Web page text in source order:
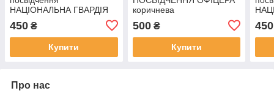
НАЦІОНАЛЬНА ГВАРДІЯ
450 ₴
Купити
коричнева
500₴
Купити
450
Про нас